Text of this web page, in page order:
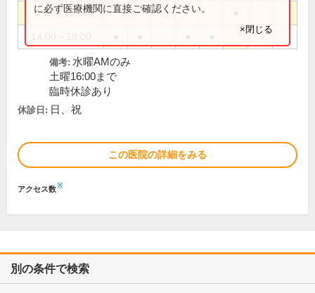
9:00～16:00
に必ず医療機関に直接ご確認ください。
×閉じる
備考: 水曜AMのみ
土曜16:00まで
臨時休診あり
休診日: 日、祝
この医院の詳細をみる
アクセス数※
別の条件で検索